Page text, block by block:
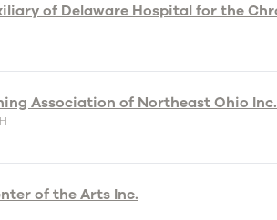
Association of Northeast Ohio Inc.
of the Arts Inc.